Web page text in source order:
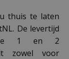
thuis te laten
De levertijd
de 1 en 2
zowel voor